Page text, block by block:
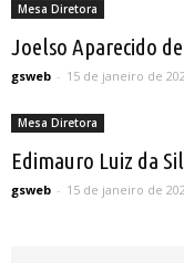
Mesa Diretora
Joelso Aparecido
gsweb - 15 de janeiro de
Mesa Diretora
Edimauro Luiz da
gsweb - 15 de janeiro de